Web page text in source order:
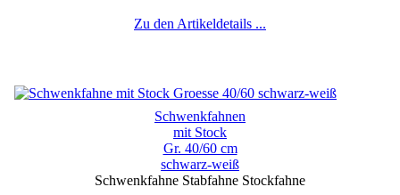
Zu den Artikeldetails ...
Schwenkfahnen
mit Stock
Gr. 40/60 cm
schwarz-weiß
Schwenkfahne Stabfahne Stockfahne